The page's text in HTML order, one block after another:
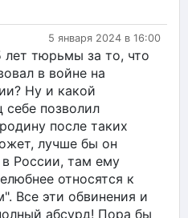
5 января 2024 в 16:00
лет тюрьмы за то, что
в войне на
Ну и какой
себе позволил
после таких
лучше бы он
России, там ему
относятся к
Все эти обвинения и
абсурд! Пора бы